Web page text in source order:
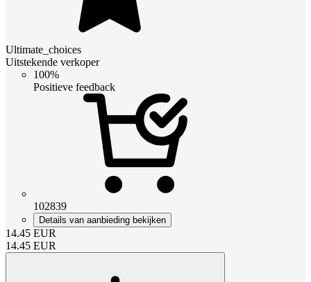
Ultimate_choices
Uitstekende verkoper
100%
Positieve feedback
102839
Details van aanbieding bekijken
14.45 EUR
14.45 EUR